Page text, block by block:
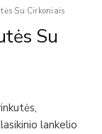
Su Cirkoniais
Su
lankelio